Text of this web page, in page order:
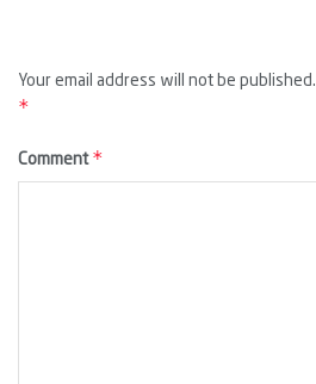
Your email address will not be published.
*
Comment *